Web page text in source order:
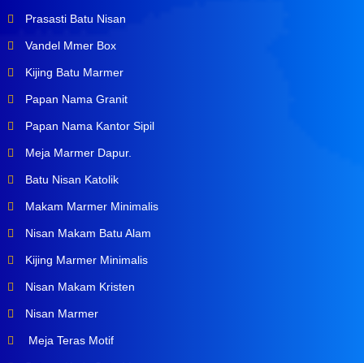
Prasasti Batu Nisan
Vandel Mmer Box
Kijing Batu Marmer
Papan Nama Granit
Papan Nama Kantor Sipil
Meja Marmer Dapur.
Batu Nisan Katolik
Makam Marmer Minimalis
Nisan Makam Batu Alam
Kijing Marmer Minimalis
Nisan Makam Kristen
Nisan Marmer
Meja Teras Motif